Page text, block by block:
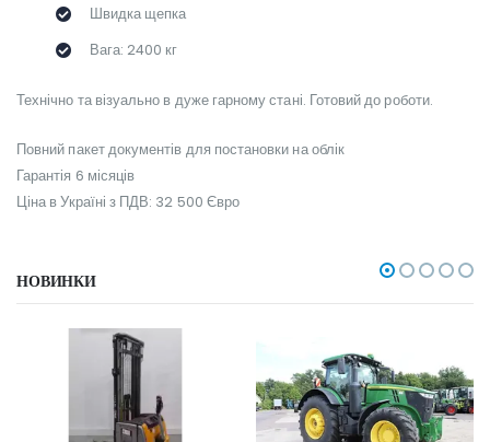
Швидка щепка
Вага: 2400 кг
Технічно та візуально в дуже гарному стані. Готовий до роботи.
Повний пакет документів для постановки на облік
Гарантія 6 місяців
Ціна в Україні з ПДВ: 32 500 Євро
НОВИНКИ